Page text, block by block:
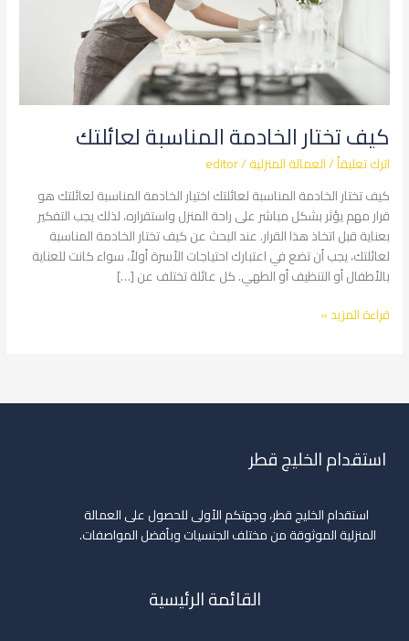
كيف تختار الخادمة المناسبة لعائلتك
اترك تعليقاً/العمالة المنزلية/
editor
كيف تختار الخادمة المناسبة لعائلتك اختيار الخادمة المناسبة لعائلتك هو
قرار مهم يؤثر بشكل مباشر على راحة المنزل واستقراره، لذلك يجب التفكير
بعناية قبل اتخاذ هذا القرار. عند البحث عن كيف تختار الخادمة المناسبة
لعائلتك، يجب أن تضع في اعتبارك احتياجات الأسرة أولاً، سواء كانت للعناية
بالأطفال أو التنظيف أو الطهي. كل عائلة تختلف عن […]
قراءة المزيد »
استقدام الخليج قطر
استقدام الخليج قطر، وجهتكم الأولى للحصول على العمالة
المنزلية الموثوقة من مختلف الجنسيات وبأفضل المواصفات.
القائمة الرئيسية